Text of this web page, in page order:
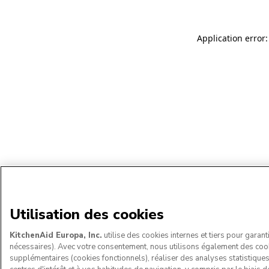
Application
Utilisation des cookies
KitchenAid Europa, Inc. utilise des cookies internes et tiers pour
nécessaires). Avec votre consentement, nous utilisons également des
supplémentaires (cookies fonctionnels), réaliser des analyses